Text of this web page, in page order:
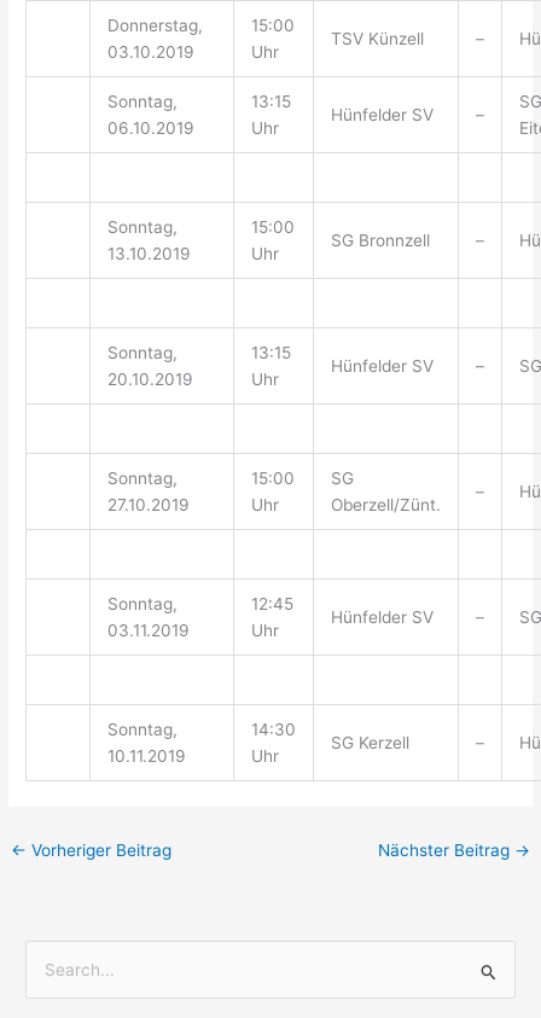
Donnerstag,
03.10.2019
15:00
Uhr
TSV Künzell –
Sonntag,
06.10.2019
13:15
Uhr
Hünfelder SV –
SG
Sonntag,
13.10.2019
15:00
Uhr
SG Bronnzell –
Sonntag,
20.10.2019
13:15
Uhr
Hünfelder SV –
Sonntag,
27.10.2019
15:00
Uhr
SG
Oberzell/Zünt.
–
Sonntag,
03.11.2019
12:45
Uhr
Hünfelder SV –
Sonntag,
10.11.2019
14:30
Uhr
SG Kerzell –
← Vorheriger Beitrag Nächster Beitrag →